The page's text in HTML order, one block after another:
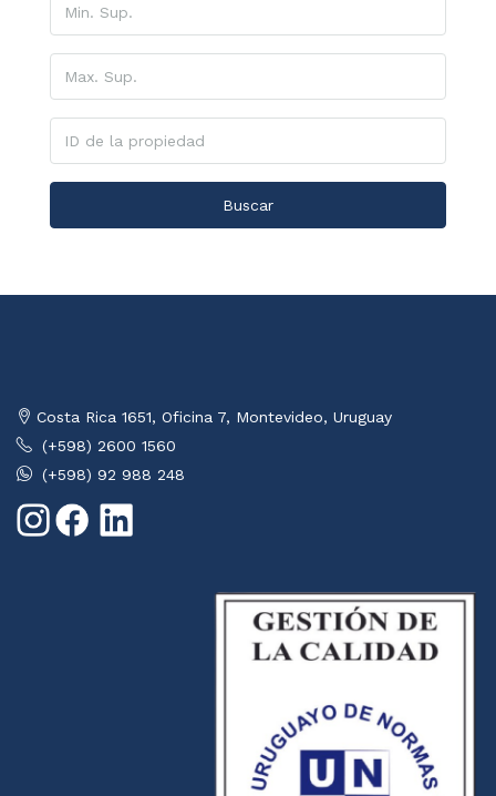
Buscar
Costa Rica 1651, Oficina 7, Montevideo, Uruguay
(+598) 2600 1560
(+598) 92 988 248